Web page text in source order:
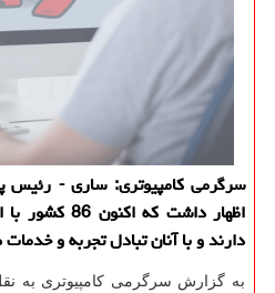
سرگرمی كامپیوتری: ساری - رئیس
اظهار داشت
دارند و با آنان تبادل تجربه و
به گزارش سرگرمی كامپیوتری به